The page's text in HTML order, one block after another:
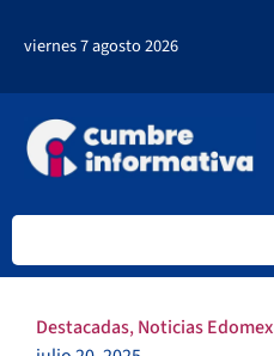
viernes 7 agosto 2026
Destacadas,Noticias Edomex